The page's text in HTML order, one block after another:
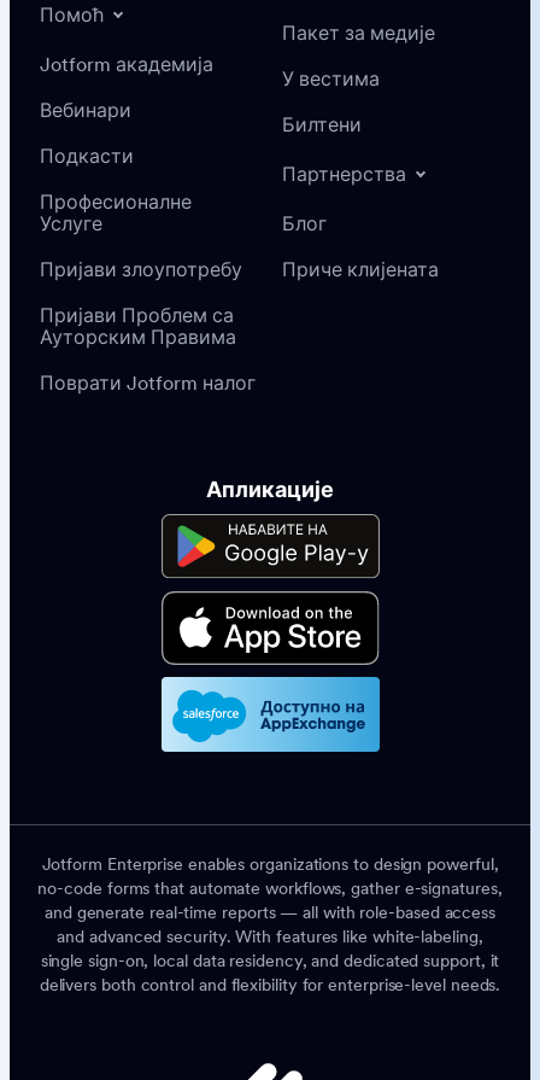
Помоћ
Jotform академија
Вебинари
Подкасти
Професионалне
Услуге
Пријави злоупотребу
Пријави Проблем са
Ауторским Правима
Поврати Jotform налог
Пакет за медије
У вестима
Билтени
Партнерства
Блог
Приче клијената
Апликације
Jotform Enterprise enables organizations to design powerful,
no-code forms that automate workflows, gather e-signatures,
and generate real-time reports — all with role-based access
and advanced security. With features like white-labeling,
single sign-on, local data residency, and dedicated support, it
delivers both control and flexibility for enterprise-level needs.